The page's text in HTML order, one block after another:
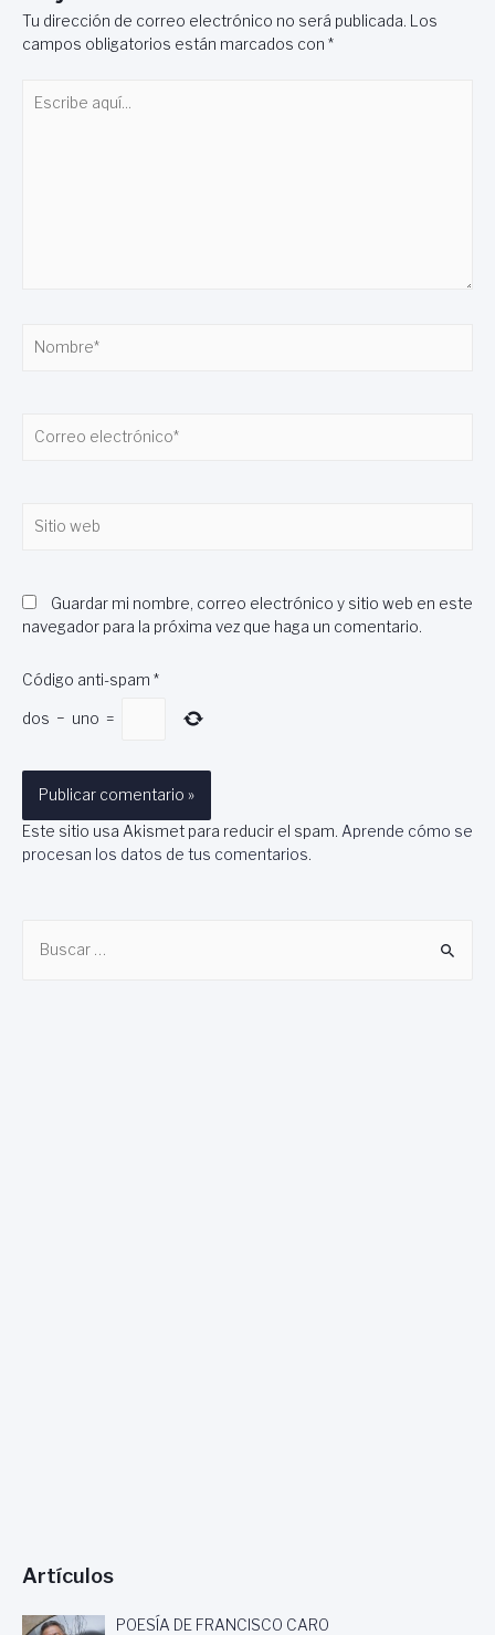
Tu dirección de correo electrónico no será publicada. Los
campos obligatorios están marcados con *
aquí...
electrónico*
web
Guardar mi nombre, correo electrónico y sitio web en este
navegador para la próxima vez que haga un comentario.
Código anti-spam *
dos − uno =
Este sitio usa Akismet para reducir el spam. Aprende cómo se
procesan los datos de tus comentarios.
Artículos
POESÍA DE FRANCISCO CARO